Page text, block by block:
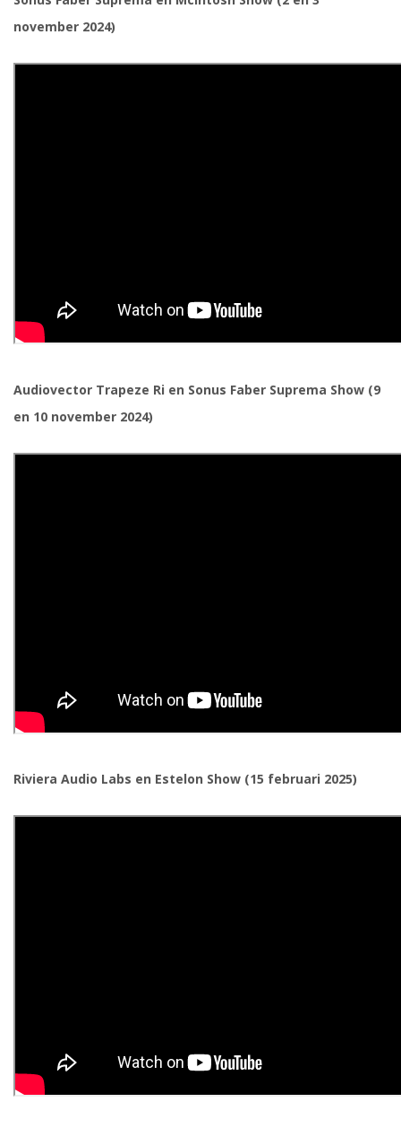
november 2024)
Audiovector Trapeze Ri en Sonus Faber Suprema Show (9
en 10 november 2024)
Riviera Audio Labs en Estelon Show (15 februari 2025)